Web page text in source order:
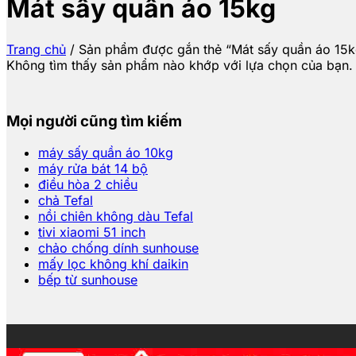
Mát sấy quần áo 15kg
Trang chủ / Sản phẩm được gắn thẻ “Mát sấy quần áo
Không tìm thấy sản phẩm nào khớp với lựa chọn của bạn.
Mọi người cũng tìm kiếm
máy sấy quần áo 10kg
máy rửa bát 14 bộ
điều hòa 2 chiều
chả Tefal
nồi chiên không dàu Tefal
tivi xiaomi 51 inch
chảo chống dính sunhouse
mấy lọc không khí daikin
bếp từ sunhouse